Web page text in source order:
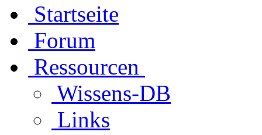
Startseite
Forum
Ressourcen
Wissens-DB
Links